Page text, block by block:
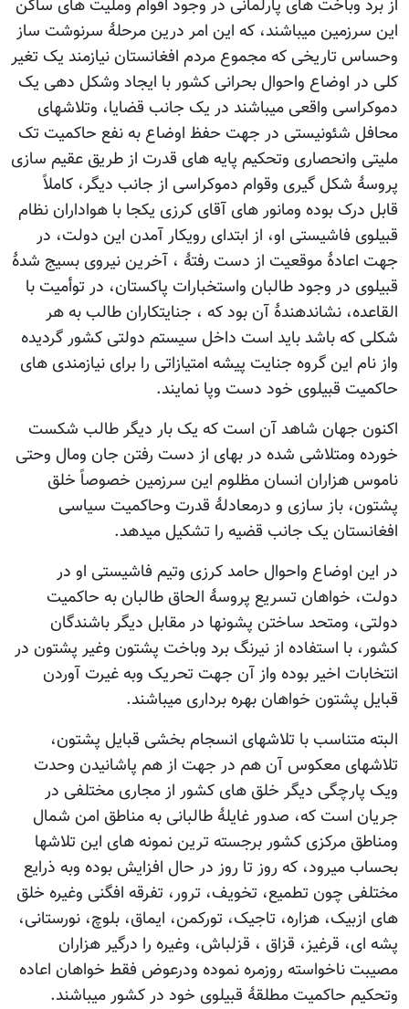
از برد وباخت های پارلمانی در وجود اقوام وملیت های ساکن
این سرزمین میباشند، که این امر درین مرحلۀ سرنوشت ساز
وحساس تاریخی که مجموع مردم افغانستان نیازمند یک تغیر
کلی در اوضاع واحوال بحرانی کشور با ایجاد وشکل دهی یک
دموکراسی واقعی میباشند در یک جانب قضایا، وتلاشهای
محافل شئونیستی در جهت حفظ اوضاع به نفع حاکمیت تک
ملیتی وانحصاری وتحکیم پایه های قدرت از طریق عقیم سازی
پروسۀ شکل گیری وقوام دموکراسی از جانب دیگر، کاملاً
قابل درک بوده ومانور های آقای کرزی یکجا با هواداران نظام
قبیلوی فاشیستی او، از ابتدای رویکار آمدن این دولت، در
جهت اعادۀ موقعیت از دست رفتۀ ، آخرین نیروی بسیج شدۀ
قبیلوی در وجود طالبان واستخبارات پاکستان، در توأمیت با
القاعده، نشاندهندۀ آن بود که ، جنایتکاران طالب به هر
شکلی که باشد باید است داخل سیستم دولتی کشور گردیده
واز نام این گروه جنایت پیشه امتیازاتی را برای نیازمندی های
حاکمیت قبیلوی خود دست وپا نمایند.
اکنون جهان شاهد آن است که یک بار دیگر طالب شکست
خورده ومتلاشی شده در بهای از دست رفتن جان ومال وحتی
ناموس هزاران انسان مظلوم این سرزمین خصوصاً خلق
پشتون، باز سازی و درمعادلۀ قدرت وحاکمیت سیاسی
افغانستان یک جانب قضیه را تشکیل میدهد.
در این اوضاع واحوال حامد کرزی وتیم فاشیستی او در
دولت، خواهان تسریع پروسۀ الحاق طالبان به حاکمیت
دولتی، ومتحد ساختن پشونها در مقابل دیگر باشندگان
کشور، با استفاده از نیرنگ برد وباخت پشتون وغیر پشتون در
انتخابات اخیر بوده واز آن جهت تحریک وبه غیرت آوردن
قبایل پشتون خواهان بهره برداری میباشند.
البته متناسب با تلاشهای انسجام بخشی قبایل پشتون،
تلاشهای معکوس آن هم در جهت از هم پاشانیدن وحدت
ویک پارچگی دیگر خلق های کشور از مجاری مختلفی در
جریان است که، صدور غایلۀ طالبانی به مناطق امن شمال
ومناطق مرکزی کشور برجسته ترین نمونه های این تلاشها
بحساب میرود، که روز تا روز در حال افزایش بوده وبه ذرایع
مختلفی چون تطمیع، تخویف، ترور، تفرقه افگنی وغیره خلق
های ازبیک، هزاره، تاجیک، تورکمن، ایماق، بلوچ، نورستانی،
پشه ای، قرغیز، قزاق ، قزلباش، وغیره را درگیر هزاران
مصیبت ناخواسته روزمره نموده ودرعوض فقط خواهان اعاده
وتحکیم حاکمیت مطلقۀ قبیلوی خود در کشور میباشند.